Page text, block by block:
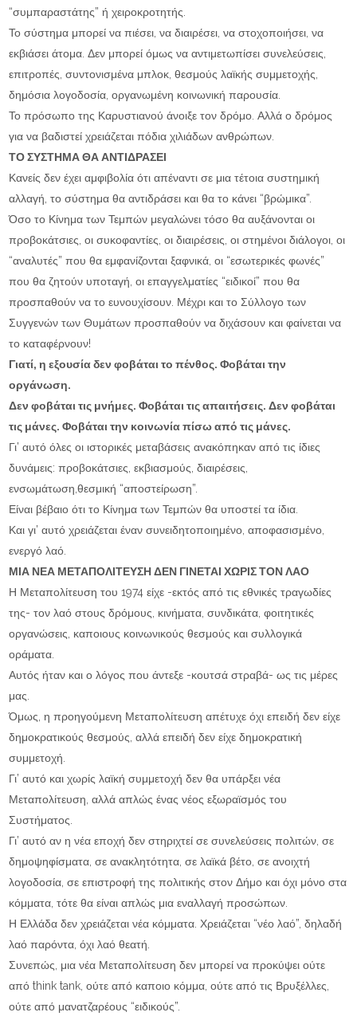
“συμπαραστάτης” ή χειροκροτητής.
Το σύστημα μπορεί να πιέσει, να διαιρέσει, να στοχοποιήσει, να
εκβιάσει άτομα. Δεν μπορεί όμως να αντιμετωπίσει συνελεύσεις,
επιτροπές, συντονισμένα μπλοκ, θεσμούς λαϊκής συμμετοχής,
δημόσια λογοδοσία, οργανωμένη κοινωνική παρουσία.
Το πρόσωπο της Καρυστιανού άνοιξε τον δρόμο. Αλλά ο δρόμος
για να βαδιστεί χρειάζεται πόδια χιλιάδων ανθρώπων.
ΤΟ ΣΥΣΤΗΜΑ ΘΑ ΑΝΤΙΔΡΑΣΕΙ
Κανείς δεν έχει αμφιβολία ότι απέναντι σε μια τέτοια συστημική
αλλαγή, το σύστημα θα αντιδράσει και θα το κάνει “βρώμικα”.
Όσο το Κίνημα των Τεμπών μεγαλώνει τόσο θα αυξάνονται οι
προβοκάτσιες, οι συκοφαντίες, οι διαιρέσεις, οι στημένοι διάλογοι, οι
“αναλυτές” που θα εμφανίζονται ξαφνικά, οι “εσωτερικές φωνές”
που θα ζητούν υποταγή, οι επαγγελματίες “ειδικοί” που θα
προσπαθούν να το ευνουχίσουν. Μέχρι και το Σύλλογο των
Συγγενών των Θυμάτων προσπαθούν να διχάσουν και φαίνεται να
το καταφέρνουν!
Γιατί, η εξουσία δεν φοβάται το πένθος. Φοβάται την
οργάνωση.
Δεν φοβάται τις μνήμες. Φοβάται τις απαιτήσεις. Δεν φοβάται
τις μάνες. Φοβάται την κοινωνία πίσω από τις μάνες.
Γι’ αυτό όλες οι ιστορικές μεταβάσεις ανακόπηκαν από τις ίδιες
δυνάμεις: προβοκάτσιες, εκβιασμούς, διαιρέσεις,
ενσωμάτωση,θεσμική “αποστείρωση”.
Είναι βέβαιο ότι το Κίνημα των Τεμπών θα υποστεί τα ίδια.
Και γι’ αυτό χρειάζεται έναν συνειδητοποιημένο, αποφασισμένο,
ενεργό λαό.
ΜΙΑ ΝΕΑ ΜΕΤΑΠΟΛΙΤΕΥΣΗ ΔΕΝ ΓΙΝΕΤΑΙ ΧΩΡΙΣ ΤΟΝ ΛΑΟ
Η Μεταπολίτευση του 1974 είχε -εκτός από τις εθνικές τραγωδίες
της- τον λαό στους δρόμους, κινήματα, συνδικάτα, φοιτητικές
οργανώσεις, καποιους κοινωνικούς θεσμούς και συλλογικά
οράματα.
Αυτός ήταν και ο λόγος που άντεξε -κουτσά στραβά- ως τις μέρες
μας.
Όμως, η προηγούμενη Μεταπολίτευση απέτυχε όχι επειδή δεν είχε
δημοκρατικούς θεσμούς, αλλά επειδή δεν είχε δημοκρατική
συμμετοχή.
Γι’ αυτό και χωρίς λαϊκή συμμετοχή δεν θα υπάρξει νέα
Μεταπολίτευση, αλλά απλώς ένας νέος εξωραϊσμός του
Συστήματος.
Γι’ αυτό αν η νέα εποχή δεν στηριχτεί σε συνελεύσεις πολιτών, σε
δημοψηφίσματα, σε ανακλητότητα, σε λαϊκά βέτο, σε ανοιχτή
λογοδοσία, σε επιστροφή της πολιτικής στον Δήμο και όχι μόνο στα
κόμματα, τότε θα είναι απλώς μια εναλλαγή προσώπων.
Η Ελλάδα δεν χρειάζεται νέα κόμματα. Χρειάζεται “νέο λαό”, δηλαδή
λαό παρόντα, όχι λαό θεατή.
Συνεπώς, μια νέα Μεταπολίτευση δεν μπορεί να προκύψει ούτε
από think tank, ούτε από καποιο κόμμα, ούτε από τις Βρυξέλλες,
ούτε από μανατζαρέους “ειδικούς”.